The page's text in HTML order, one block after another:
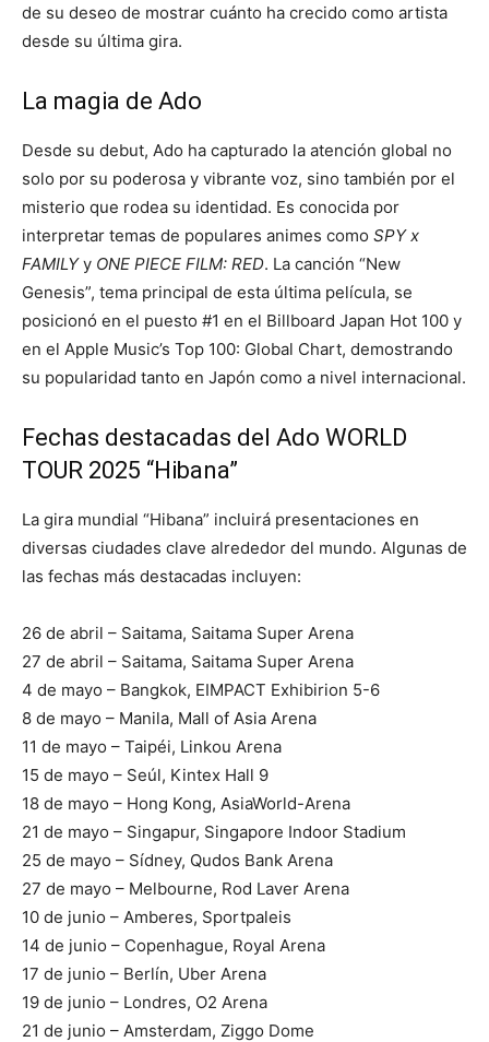
de su deseo de mostrar cuánto ha crecido como artista
desde su última gira.
La magia de Ado
Desde su debut, Ado ha capturado la atención global no
solo por su poderosa y vibrante voz, sino también por el
misterio que rodea su identidad. Es conocida por
interpretar temas de populares animes como SPY x
FAMILYy ONE PIECE FILM: RED. La canción “New
Genesis”, tema principal de esta última película, se
posicionó en el puesto #1 en el Billboard Japan Hot 100 y
en el Apple Music’s Top 100: Global Chart, demostrando
su popularidad tanto en Japón como a nivel internacional.
Fechas destacadas del Ado WORLD
TOUR 2025 “Hibana”
La gira mundial “Hibana” incluirá presentaciones en
diversas ciudades clave alrededor del mundo. Algunas de
las fechas más destacadas incluyen:
26 de abril – Saitama, Saitama Super Arena
27 de abril – Saitama, Saitama Super Arena
4 de mayo – Bangkok, EIMPACT Exhibirion 5-6
8 de mayo – Manila, Mall of Asia Arena
11 de mayo – Taipéi, Linkou Arena
15 de mayo – Seúl, Kintex Hall 9
18 de mayo – Hong Kong, AsiaWorld-Arena
21 de mayo – Singapur, Singapore Indoor Stadium
25 de mayo – Sídney, Qudos Bank Arena
27 de mayo – Melbourne, Rod Laver Arena
10 de junio – Amberes, Sportpaleis
14 de junio – Copenhague, Royal Arena
17 de junio – Berlín, Uber Arena
19 de junio – Londres, O2 Arena
21 de junio – Amsterdam, Ziggo Dome